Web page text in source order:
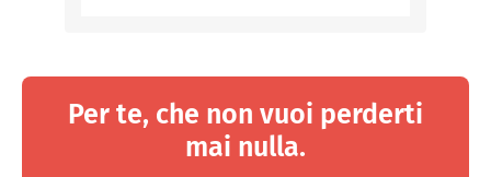
Per te, che non vuoi perderti
mai nulla.